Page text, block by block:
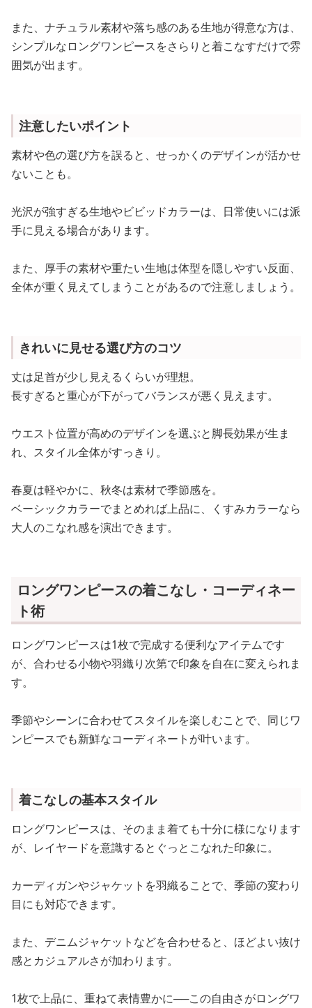
また、ナチュラル素材や落ち感のある生地が得意な方は、
シンプルなロングワンピースをさらりと着こなすだけで雰
囲気が出ます。
注意したいポイント
素材や色の選び方を誤ると、せっかくのデザインが活かせ
ないことも。
光沢が強すぎる生地やビビッドカラーは、日常使いには派
手に見える場合があります。
また、厚手の素材や重たい生地は体型を隠しやすい反面、
全体が重く見えてしまうことがあるので注意しましょう。
きれいに見せる選び方のコツ
丈は足首が少し見えるくらいが理想。
長すぎると重心が下がってバランスが悪く見えます。
ウエスト位置が高めのデザインを選ぶと脚長効果が生ま
れ、スタイル全体がすっきり。
春夏は軽やかに、秋冬は素材で季節感を。
ベーシックカラーでまとめれば上品に、くすみカラーなら
大人のこなれ感を演出できます。
ロングワンピースの着こなし・コーディネー
ト術
ロングワンピースは1枚で完成する便利なアイテムです
が、合わせる小物や羽織り次第で印象を自在に変えられま
す。
季節やシーンに合わせてスタイルを楽しむことで、同じワ
ンピースでも新鮮なコーディネートが叶います。
着こなしの基本スタイル
ロングワンピースは、そのまま着ても十分に様になります
が、レイヤードを意識するとぐっとこなれた印象に。
カーディガンやジャケットを羽織ることで、季節の変わり
目にも対応できます。
また、デニムジャケットなどを合わせると、ほどよい抜け
感とカジュアルさが加わります。
1枚で上品に、重ねて表情豊かに──この自由さがロングワ